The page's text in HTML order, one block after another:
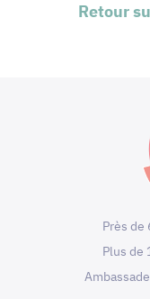
Retour
Près de
Plus de